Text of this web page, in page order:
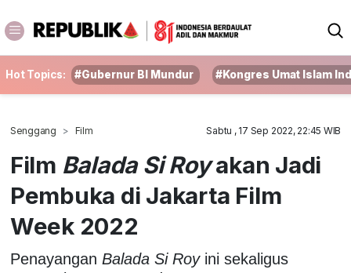
Hot Topics: #Gubernur BI Mundur #Kongres Umat Islam
Senggang Film Sabtu , 17 Sep 2022, 22:45 WIB
Film Balada Si Royakan Jadi
Pembuka di Jakarta Film
Week 2022
Penayangan Balada Si Royini sekaligus